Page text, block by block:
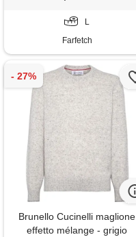
L
Farfetch
Brunello Cucinelli maglione
effetto mélange - grigio